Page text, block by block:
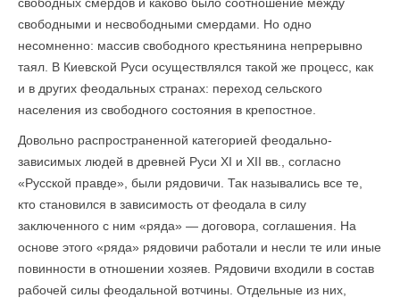
свободными и несвободными смердами. Но одно
несомненно: массив свободного крестьянина непрерывно
таял. В Киевской Руси осуществлялся такой же процесс, как
и в других феодальных странах: переход сельского
населения из свободного состояния в крепостное.
Довольно распространенной категорией феодально-
зависимых людей в древней Руси XI и XII вв., согласно
«Русской правде», были рядовичи. Так назывались все те,
кто становился в зависимость от феодала в силу
заключенного с ним «ряда» — договора, соглашения. На
основе этого «ряда» рядовичи работали и несли те или иные
повинности в отношении хозяев. Рядовичи входили в состав
рабочей силы феодальной вотчины. Отдельные из них,